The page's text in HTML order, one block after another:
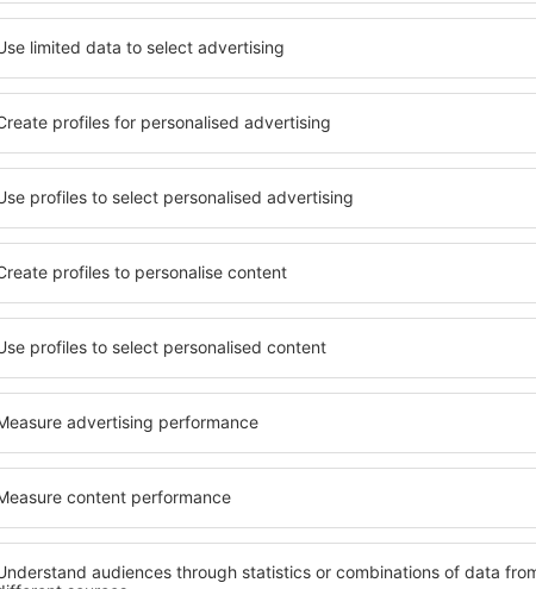
Osorno
finden Sie Unterkünfte für
mit unterschiedlichen
und komfortabel
vielen Annehmlichkeiten und
wo sie während einer
können. Die Unterkünfte
Zentrum als auch in der Nähe
Stadtteilen oder
wählen Sie eine Unterkunft in
Lage, abhängig von Ihren
in Provinz Osorno gibt
dem Erreichen des Ziels nach
nach einem Hotel, einer
für Reisende suchen zu
vor dem Besuch von Provinz
angenehmeren Atmosphäre
Provinz
Die Unterkünfte in
Angebot von vielen
Senioren und
Hotels und
bieten und sich im
Annehmlichkeiten
Verkehrsmitteln,
sind die Garantie
Wenn Sie an
Osorno ein breites
finden Sie alles, was
Geschäftsreise
buchen Sie in
Säuglinge und